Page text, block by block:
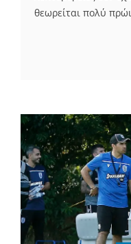
θεωρείται πολύ